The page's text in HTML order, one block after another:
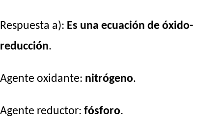
Respuesta a): Es una ecuación de óxido-
reducción.
Agente oxidante: nitrógeno.
Agente reductor: fósforo.